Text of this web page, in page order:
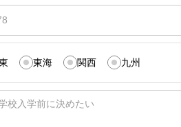
東海 関西 九州